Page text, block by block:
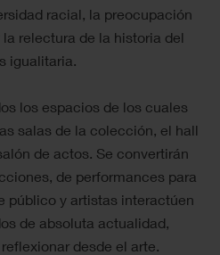
racial, la preocupación
relectura de la historia del
igualitaria.
los espacios de los cuales
salas de la colección, el hall
de actos. Se convertirán
de performances para
público y artistas interactúen
de absoluta actualidad,
desde el arte.